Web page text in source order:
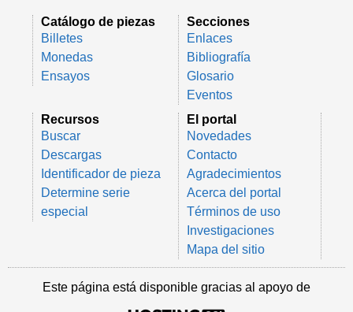
Catálogo de piezas
Billetes
Monedas
Ensayos
Secciones
Enlaces
Bibliografía
Glosario
Eventos
Recursos
Buscar
Descargas
Identificador de pieza
Determine serie
especial
El portal
Novedades
Contacto
Agradecimientos
Acerca del portal
Términos de uso
Investigaciones
Mapa del sitio
Este página está disponible gracias al apoyo de